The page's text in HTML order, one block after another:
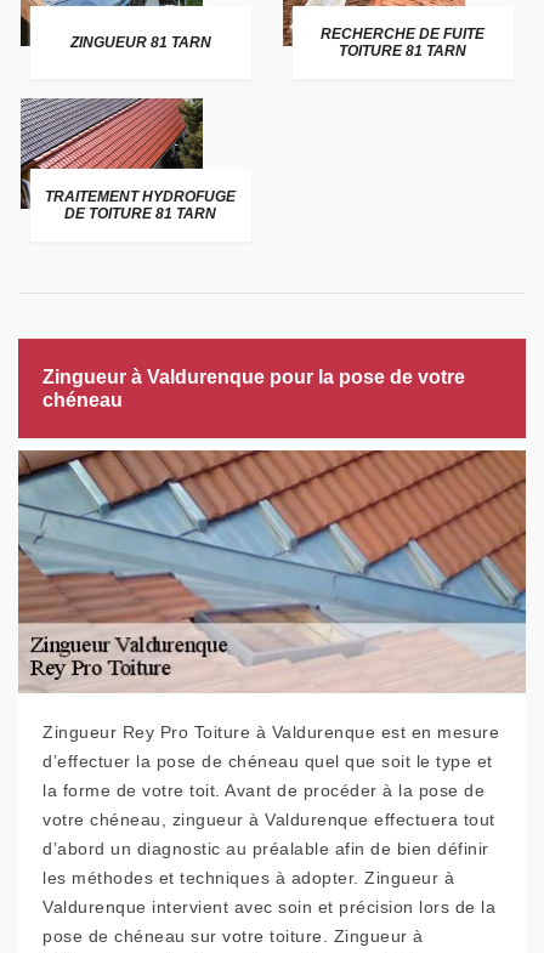
ZINGUEUR 81 TARN
RECHERCHE DE FUITE
TOITURE 81 TARN
TRAITEMENT HYDROFUGE
DE TOITURE 81 TARN
Zingueur à Valdurenque pour la pose de votre
chéneau
Zingueur Rey Pro Toiture à Valdurenque est en mesure
d’effectuer la pose de chéneau quel que soit le type et
la forme de votre toit. Avant de procéder à la pose de
votre chéneau, zingueur à Valdurenque effectuera tout
d’abord un diagnostic au préalable afin de bien définir
les méthodes et techniques à adopter. Zingueur à
Valdurenque intervient avec soin et précision lors de la
pose de chéneau sur votre toiture. Zingueur à